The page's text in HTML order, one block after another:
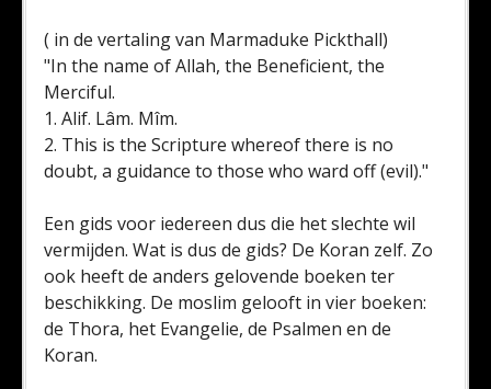
( in de vertaling van Marmaduke Pickthall)
"In the name of Allah, the Beneficient, the
Merciful.
1. Alif. Lâm. Mîm.
2. This is the Scripture whereof there is no
doubt, a guidance to those who ward off (evil)."
Een gids voor iedereen dus die het slechte wil
vermijden. Wat is dus de gids? De Koran zelf. Zo
ook heeft de anders gelovende boeken ter
beschikking. De moslim gelooft in vier boeken:
de Thora, het Evangelie, de Psalmen en de
Koran.